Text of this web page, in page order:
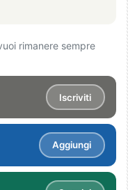
rimanere sempre
Iscriviti
Aggiungi